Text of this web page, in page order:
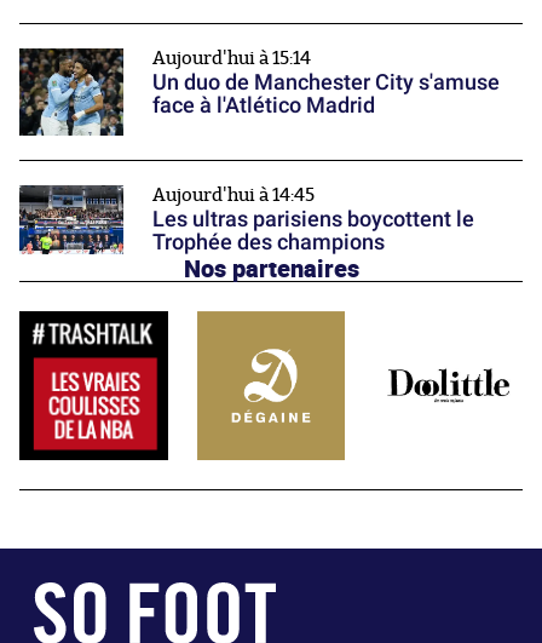
Aujourd'hui à 15:14
Un duo de Manchester City s'amuse
face à l'Atlético Madrid
Aujourd'hui à 14:45
Les ultras parisiens boycottent le
Trophée des champions
Nos partenaires